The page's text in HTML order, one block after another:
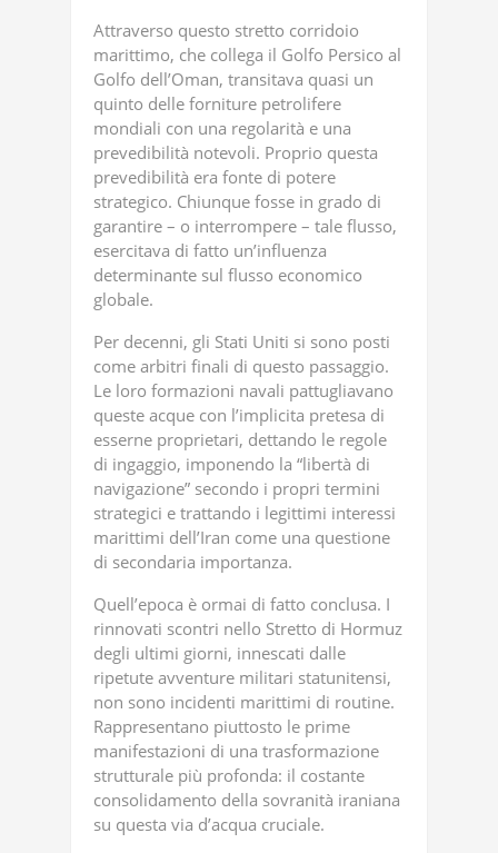
Attraverso questo stretto corridoio
marittimo, che collega il Golfo Persico al
Golfo dell’Oman, transitava quasi un
quinto delle forniture petrolifere
mondiali con una regolarità e una
prevedibilità notevoli. Proprio questa
prevedibilità era fonte di potere
strategico. Chiunque fosse in grado di
garantire – o interrompere – tale flusso,
esercitava di fatto un’influenza
determinante sul flusso economico
globale.
Per decenni, gli Stati Uniti si sono posti
come arbitri finali di questo passaggio.
Le loro formazioni navali pattugliavano
queste acque con l’implicita pretesa di
esserne proprietari, dettando le regole
di ingaggio, imponendo la “libertà di
navigazione” secondo i propri termini
strategici e trattando i legittimi interessi
marittimi dell’Iran come una questione
di secondaria importanza.
Quell’epoca è ormai di fatto conclusa. I
rinnovati scontri nello Stretto di Hormuz
degli ultimi giorni, innescati dalle
ripetute avventure militari statunitensi,
non sono incidenti marittimi di routine.
Rappresentano piuttosto le prime
manifestazioni di una trasformazione
strutturale più profonda: il costante
consolidamento della sovranità iraniana
su questa via d’acqua cruciale.